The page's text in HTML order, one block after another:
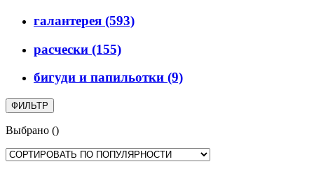
галантерея (593)
расчески (155)
бигуди и папильотки (9)
ФИЛЬТР
Выбрано ()